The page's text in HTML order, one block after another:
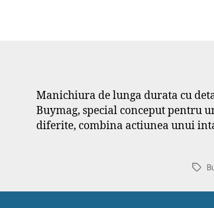
Manichiura de lunga durata cu
Buymag, special conceput pentru
diferite, combina actiunea unui